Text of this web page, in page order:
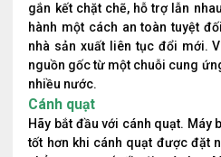
gắn kết chặt chẽ, hỗ trợ lẫn
hành một cách an toàn tuyệt
nhà sản xuất liên tục đổi mới.
nguồn gốc từ một chuỗi cung
nhiều nước.
Cánh quạt
Hãy bắt đầu với cánh quạt. Máy
tốt hơn khi cánh quạt được đặt